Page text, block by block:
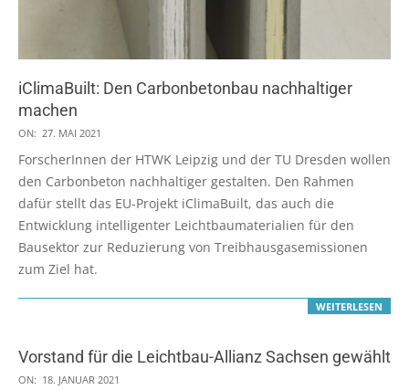
iClimaBuilt: Den Carbonbetonbau nachhaltiger
machen
2021-
05-
27
ON: 27. MAI 2021
ForscherInnen der HTWK Leipzig und der TU Dresden wollen
den Carbonbeton nachhaltiger gestalten. Den Rahmen
dafür stellt das EU-Projekt iClimaBuilt, das auch die
Entwicklung intelligenter Leichtbaumaterialien für den
Bausektor zur Reduzierung von Treibhausgasemissionen
zum Ziel hat.
WEITERLESEN
Vorstand für die Leichtbau-Allianz Sachsen gewählt
2021-
ON: 18. JANUAR 2021